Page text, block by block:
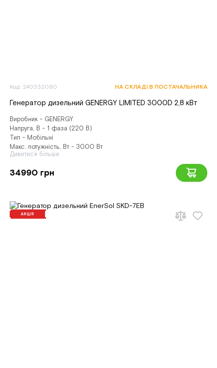
Код: 240332090 НА СКЛАДІ В ПОСТАЧАЛЬНИКА
Генератор дизельний GENERGY LIMITED 3000D 2,8 кВт
Виробник - GENERGY
Напруга, В - 1 фаза (220 В)
Тип - Мобільні
Макс. потужність, Вт - 3000 Вт
Дивитися більше
34990 грн
АКЦІЯ